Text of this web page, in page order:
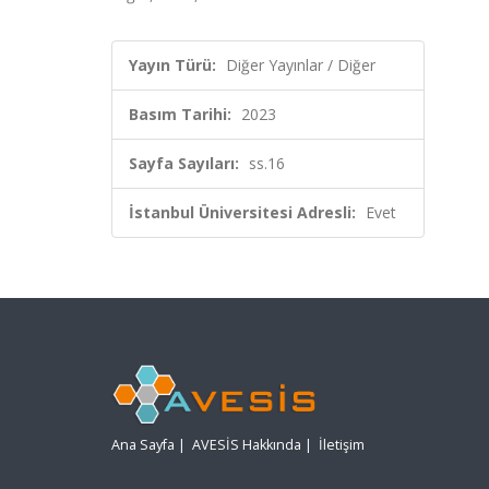
Yayın Türü: Diğer Yayınlar / Diğer
Basım Tarihi: 2023
Sayfa Sayıları: ss.16
İstanbul Üniversitesi Adresli: Evet
Ana Sayfa | AVESİS Hakkında | İletişim